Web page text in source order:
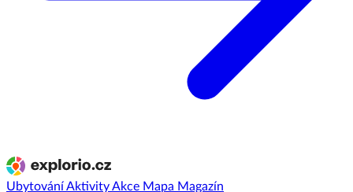
UbytováníAktivityAkce Mapa Magazín